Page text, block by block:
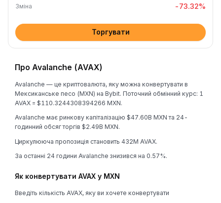
Зміна -73.32%
Торгувати
Про Avalanche (AVAX)
Avalanche — це криптовалюта, яку можна конвертувати в
Мексиканське песо (MXN) на Bybit. Поточний обмінний курс: 1
AVAX = $110.3244308394266 MXN.
Avalanche має ринкову капіталізацію $47.60B MXN та 24-
годинний обсяг торгів $2.49B MXN.
Циркулююча пропозиція становить 432M AVAX.
За останні 24 години Avalanche знизився на 0.57%.
Як конвертувати AVAX у MXN
Введіть кількість AVAX, яку ви хочете конвертувати